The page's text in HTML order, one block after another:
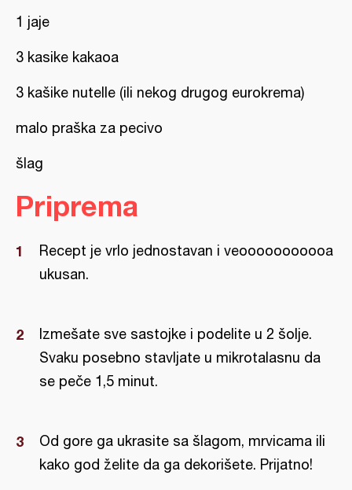
1 jaje
3 kasike kakaoa
3 kašike nutelle (ili nekog drugog eurokrema)
malo praška za pecivo
šlag
Priprema
Recept je vrlo jednostavan i veooooooooooa
ukusan.
Izmešate sve sastojke i podelite u 2 šolje.
Svaku posebno stavljate u mikrotalasnu da
se peče 1,5 minut.
Od gore ga ukrasite sa šlagom, mrvicama ili
kako god želite da ga dekorišete. Prijatno!